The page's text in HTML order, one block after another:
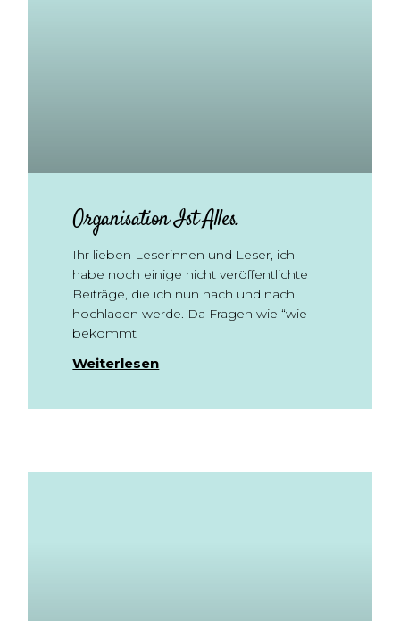
Organisation Ist Alles.
Ihr lieben Leserinnen und Leser, ich
habe noch einige nicht veröffentlichte
Beiträge, die ich nun nach und nach
hochladen werde. Da Fragen wie “wie
bekommt
Weiterlesen